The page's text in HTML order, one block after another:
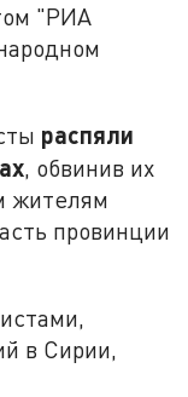
"РИА
распяли
, обвинив их
жителям
провинции
в Сирии,